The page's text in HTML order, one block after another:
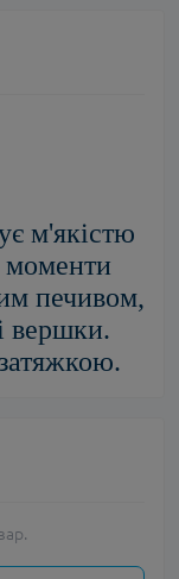
м'якістю
моменти
печивом,
вершки.